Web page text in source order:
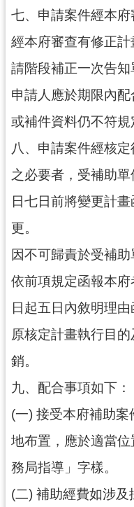
七、申請案件經本府
經本府審查有修正
請階段補正一次告
申請人應於期限內
或補件資料仍不符規
八、申請案件經核
之必要者，受補助
日七日前將變更計
更。
因不可歸責於受補
依前項規定函報本
日起五日內敘明理
原核定計畫執行目
銷。
九、配合事項如下：
(一) 接受本府補助
地布置，應於適當
務局指導」字樣。
(二) 補助經費如涉